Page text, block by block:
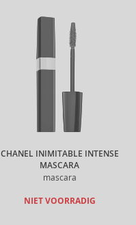
CHANEL INIMITABLE INTENSE
MASCARA
mascara
NIET VOORRADIG